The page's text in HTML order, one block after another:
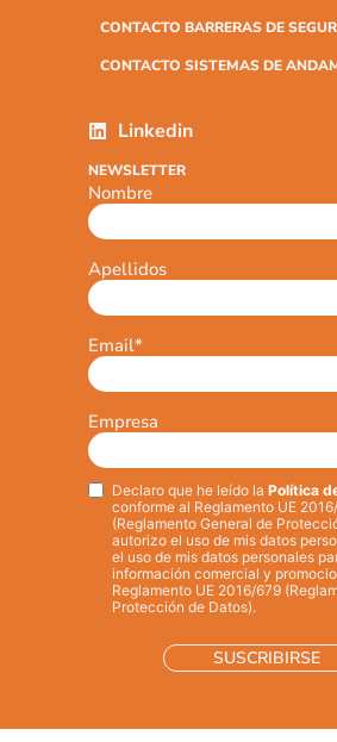
CONTACTO BARRERAS DE
CONTACTO SISTEMAS DE
Linkedin
NEWSLETTER
Nombre
Apellidos
Email*
Empresa
Privacy*
Declaro que he leído la Política
conforme al Reglamento UE
(Reglamento General de
autorizo el uso de mis datos personales
el uso de mis datos personales
información comercial y
Reglamento UE 2016/679
Protección de Datos).